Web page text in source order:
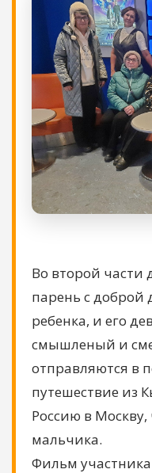
Во второй части
парень с доброй
ребенка, и его
смышленый и
отправляются в
путешествие из
Россию в
мальчика.
Фильм